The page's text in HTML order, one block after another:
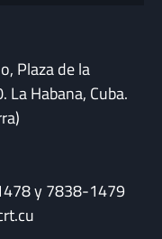
Plaza de la
Habana, Cuba.
y 7838-1479